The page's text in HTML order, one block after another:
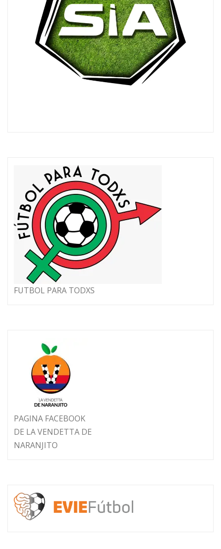
FUTBOL PARA TODXS
PAGINA FACEBOOK
DE LA VENDETTA DE
NARANJITO